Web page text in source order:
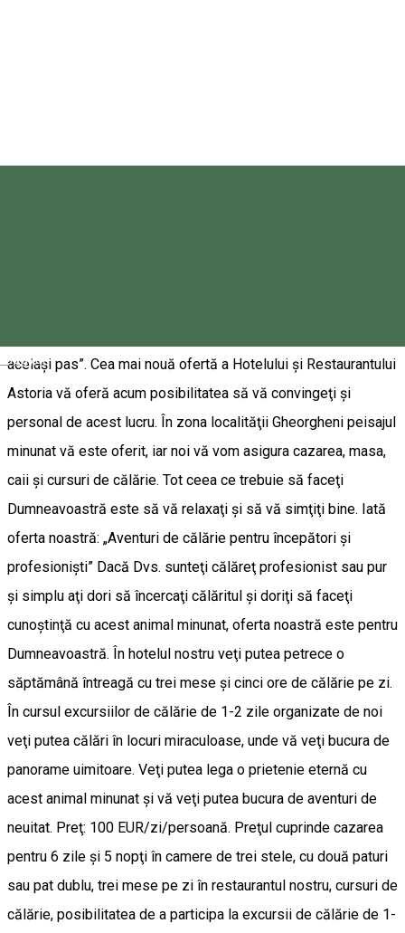
Magyar
acelaşi pas”. Cea mai nouă ofertă a Hotelului şi Restaurantului
Astoria vă oferă acum posibilitatea să vă convingeţi şi
personal de acest lucru. În zona localităţii Gheorgheni peisajul
minunat vă este oferit, iar noi vă vom asigura cazarea, masa,
caii şi cursuri de călărie. Tot ceea ce trebuie să faceţi
Dumneavoastră este să vă relaxaţi şi să vă simţiţi bine. Iată
oferta noastră: „Aventuri de călărie pentru începători şi
profesionişti” Dacă Dvs. sunteţi călăreţ profesionist sau pur
şi simplu aţi dori să încercaţi călăritul şi doriţi să faceţi
cunoştinţă cu acest animal minunat, oferta noastră este pentru
Dumneavoastră. În hotelul nostru veţi putea petrece o
săptămână întreagă cu trei mese şi cinci ore de călărie pe zi.
În cursul excursiilor de călărie de 1-2 zile organizate de noi
veţi putea călări în locuri miraculoase, unde vă veţi bucura de
panorame uimitoare. Veţi putea lega o prietenie eternă cu
acest animal minunat şi vă veţi putea bucura de aventuri de
neuitat. Preţ: 100 EUR/zi/persoană. Preţul cuprinde cazarea
pentru 6 zile şi 5 nopţi în camere de trei stele, cu două paturi
sau pat dublu, trei mese pe zi în restaurantul nostru, cursuri de
călărie, posibilitatea de a participa la excursii de călărie de 1-